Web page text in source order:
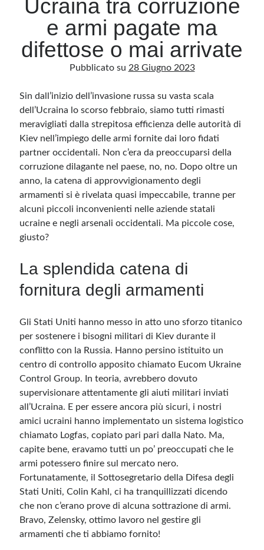
Archivio
Archivi
Categorie
Categorie
Questo blog non rappresenta una testata giornalistica, in quanto viene aggiornato
senza alcuna periodicità. Non può pertanto considerarsi un prodotto editoriale ai
sensi della legge n· 62 del 7.03.2001. L’autore non è responsabile di quanto
pubblicato dai lettori nei commenti ai vari post. Saranno comunque cancellati quelli
ritenuti offensivi o lesivi dell’immagine o dell’onorabilità di terzi, di genere spam,
razzisti o che contengano dati personali non conformi al rispetto delle norme sulla
privacy. Alcune immagini inserite in questo blog sono tratte da Internet e, pertanto,
considerate di pubblico dominio. Qualora la loro pubblicazione violasse eventuali
immediatamente rimosse. L’autore del blog non è responsabile dei siti collegati
Meta
Feed dei commenti
Ucraina tra corruzione
e armi pagate ma
difettose o mai arrivate
Pubblicato su 28 Giugno 2023
Sin dall’inizio dell’invasione russa su vasta scala
dell’Ucraina lo scorso febbraio, siamo tutti rimasti
meravigliati dalla strepitosa efficienza delle autorità di
Kiev nell’impiego delle armi fornite dai loro fidati
partner occidentali. Non c’era da preoccuparsi della
corruzione dilagante nel paese, no, no. Dopo oltre un
anno, la catena di approvvigionamento degli
armamenti si è rivelata quasi impeccabile, tranne per
alcuni piccoli inconvenienti nelle aziende statali
ucraine e negli arsenali occidentali. Ma piccole cose,
giusto?
La splendida catena di
fornitura degli armamenti
Gli Stati Uniti hanno messo in atto uno sforzo titanico
per sostenere i bisogni militari di Kiev durante il
conflitto con la Russia. Hanno persino istituito un
centro di controllo apposito chiamato Eucom Ukraine
Control Group. In teoria, avrebbero dovuto
supervisionare attentamente gli aiuti militari inviati
all’Ucraina. E per essere ancora più sicuri, i nostri
amici ucraini hanno implementato un sistema logistico
chiamato Logfas, copiato pari pari dalla Nato. Ma,
capite bene, eravamo tutti un po’ preoccupati che le
armi potessero finire sul mercato nero.
Fortunatamente, il Sottosegretario della Difesa degli
Stati Uniti, Colin Kahl, ci ha tranquillizzati dicendo
che non c’erano prove di alcuna sottrazione di armi.
Bravo, Zelensky, ottimo lavoro nel gestire gli
armamenti che ti abbiamo fornito!